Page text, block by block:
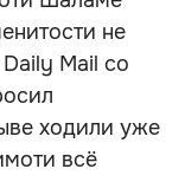
не
Mail со
ходили уже
всё